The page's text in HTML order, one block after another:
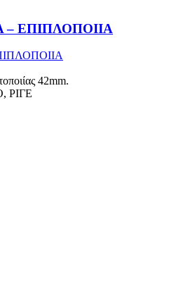
ΕΠΙΠΛΟΠΟΙΙΑ
42mm.
ΡΙΓΕ